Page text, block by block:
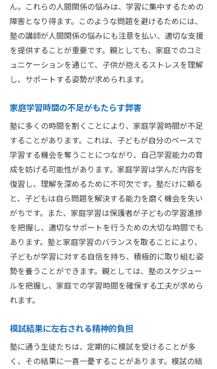
ん。これらの人間関係の悩みは、学習に集中するための
障害となり得ます。このような問題を避けるためには、
塾の講師が人間関係の悩みにも注意を払い、適切な支援
を提供することが重要です。親としても、家庭でのコミ
ュニケーションを通じて、子供が抱えるストレスを理解
し、サポートする姿勢が求められます。
家庭学習時間の不足がもたらす弊害
塾に多くの時間を割くことにより、家庭学習時間が不足
することがあります。これは、子どもが自分のペースで
学習する機会を奪うことにつながり、自己学習能力の育
成を妨げる可能性があります。家庭学習は学んだ内容を
復習し、理解を深めるために不可欠です。塾だけに頼る
と、子どもは自ら問題を解決する能力を磨く機会を失い
がちです。また、家庭学習は保護者が子どもの学習進捗
を把握し、適切なサポートを行うための大切な時間でも
あります。塾と家庭学習のバランスを取ることにより、
子どもが学習に対する自信を持ち、積極的に取り組む姿
勢を養うことができます。親としては、塾のスケジュー
ルを把握し、家庭での学習時間を確保する工夫が求めら
れます。
模試結果に左右される精神的負担
塾に通う生徒たちは、定期的に模試を受けることが多
く、その結果に一喜一憂することがあります。模試の結